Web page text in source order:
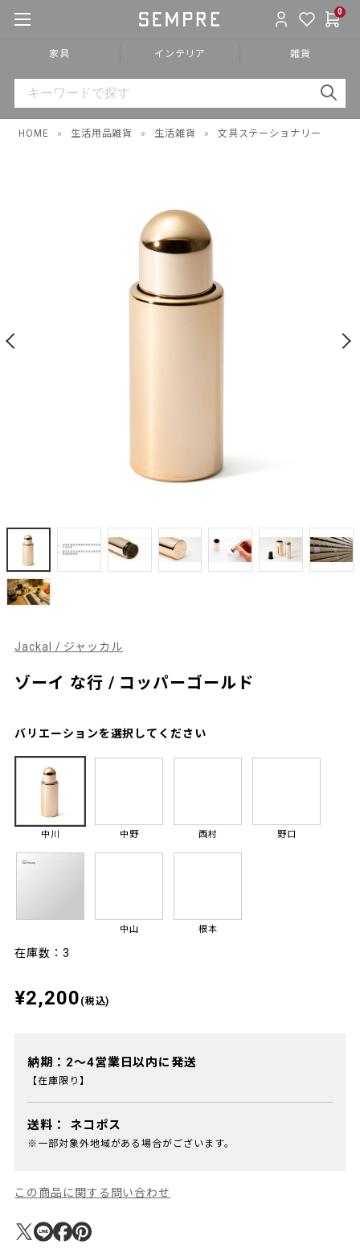
0
家具 インテリア 雑貨
HOME » 生活用品雑貨 » 生活雑貨 » 文具ステーショナリー
Jackal / ジャッカル
ゾーイ な行 / コッパーゴールド
バリエーションを選択してください
中川 中野
中山
西村
根本
野口
在庫数：3
¥2,200 (税込)
納期：2～4営業日以内に発送
【在庫限り】
送料： ネコポス
※一部対象外地域がある場合がございます。
この商品に関する問い合わせ